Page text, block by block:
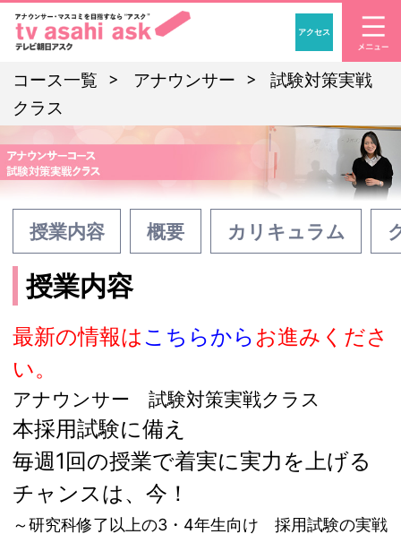
「アナウンサー・マ
アクセス
コース一覧 アナウンサー
試験対策実戦
クラス
授業内容 概要 カリキュラム
授業内容
最新の情報はこちらから お進みくださ
い。
アナウンサー 試験対策実戦クラス
本採用試験に備え
毎週1回の授業で着実に実力を上げる
チャンスは、今！
～研究科修了以上の3・4年生向け 採用試験の実戦